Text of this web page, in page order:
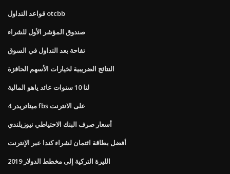
قواعد التداول otcbb
صندوق المؤشر الأول للشراء
تفاحة بعد التداول في السوق
النتائج الضريبية لخيارات الأسهم الحافزة
لنا 10 سنوات عائد ياهو المالية
ميتاتريدر 4 fbs على الانترنت
أسعار صرف البنك الاحتياطي نيوزيلندي
أفضل بطاقة ائتمان لشراء كندا عبر الإنترنت
الليرة التركية إلى مخطط الدولار 2019